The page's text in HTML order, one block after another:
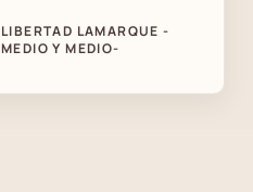
LIBERTAD LAMARQUE -
MEDIO Y MEDIO-